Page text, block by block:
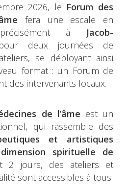
2026, le Forum des
fera une escale en
à Jacob-
deux journées de
se déployant ainsi
format : un Forum de
des intervenants locaux.
de l’âme est un
qui rassemble des
et artistiques
dimension spirituelle de
2 jours, des ateliers et
sont accessibles à tous.